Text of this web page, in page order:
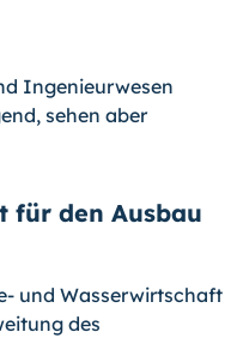
Ingenieurwesen
sehen aber
für den Ausbau
und Wasserwirtschaft
des